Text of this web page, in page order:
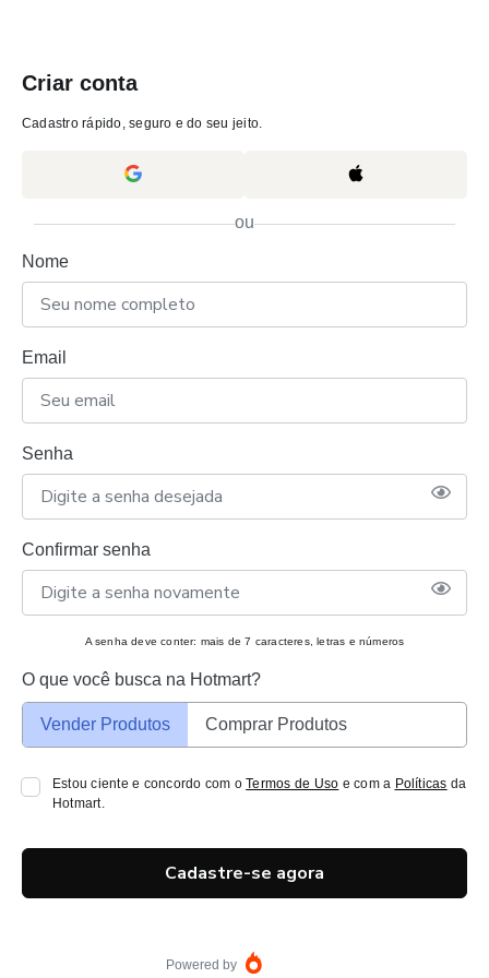
Criar conta
Cadastro rápido, seguro e do seu jeito.
ou
Nome
Email
Senha
Confirmar senha
A senha deve conter: mais de 7 caracteres, letras e números
O que você busca na Hotmart?
Vender Produtos Comprar Produtos
Estou ciente e concordo com oTermos de Uso e com a Políticas da
Hotmart.
Cadastre-se agora
Powered by